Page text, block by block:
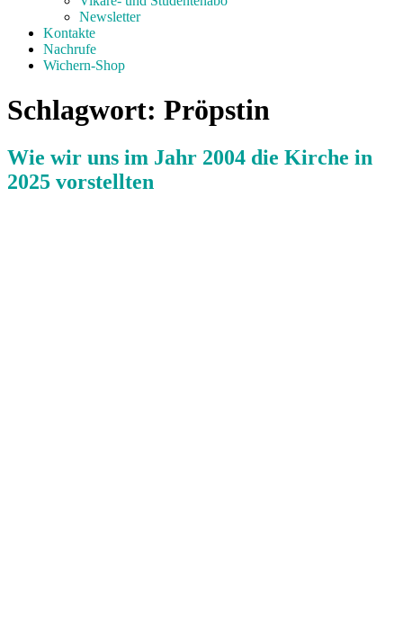
Newsletter
Kontakte
Nachrufe
Wichern-Shop
Schlagwort: Pröpstin
Wie wir uns im Jahr 2004 die Kirche in
2025 vorstellten